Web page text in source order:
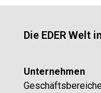
Die EDER Welt
Unternehmen